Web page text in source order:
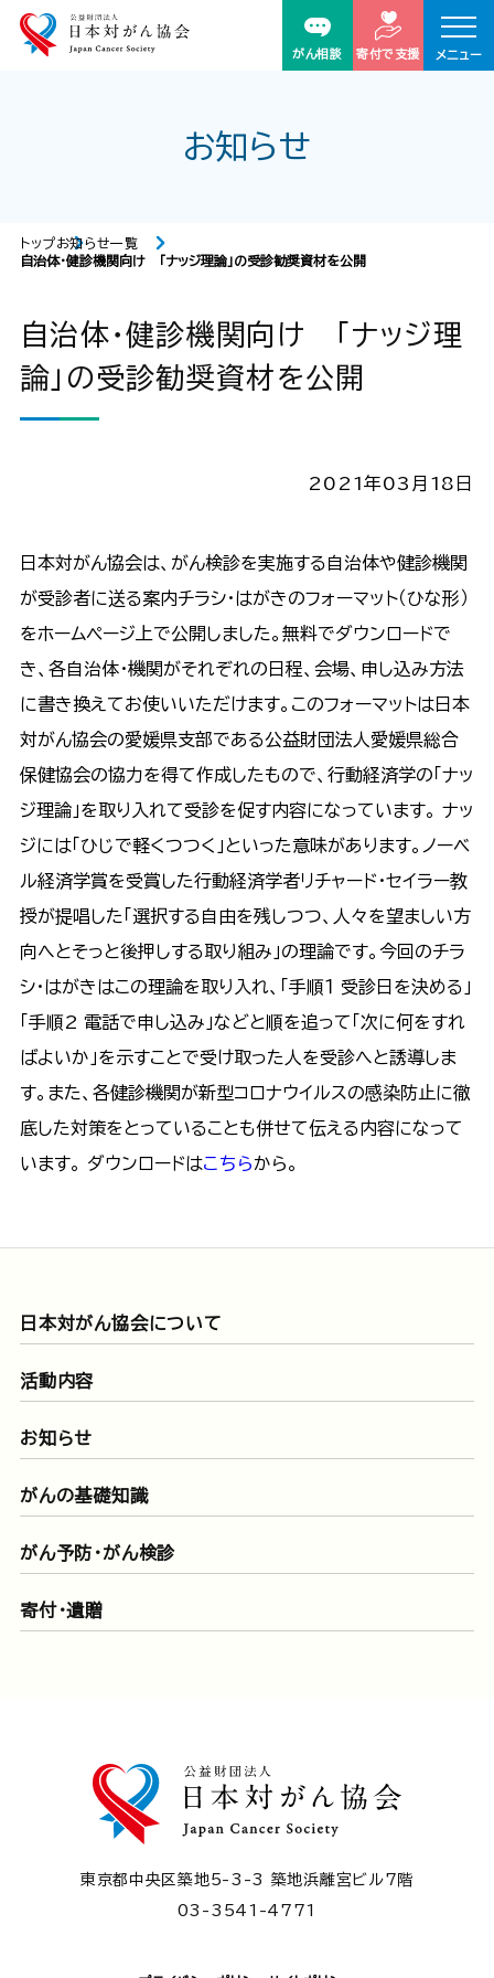
がん相談 寄付で支援 メニュー
お知らせ
トップお知らせ一覧
自治体・健診機関向け 「ナッジ理論」の受診勧奨資材を公開
自治体・健診機関向け 「ナッジ理
論」の受診勧奨資材を公開
2021年03月18日
日本対がん協会は、がん検診を実施する自治体や健診機関
が受診者に送る案内チラシ・はがきのフォーマット（ひな形）
をホームページ上で公開しました。無料でダウンロードで
き、各自治体・機関がそれぞれの日程、会場、申し込み方法
に書き換えてお使いいただけます。このフォーマットは日本
対がん協会の愛媛県支部である公益財団法人愛媛県総合
保健協会の協力を得て作成したもので、行動経済学の「ナッ
ジ理論」を取り入れて受診を促す内容になっています。 ナッ
ジには「ひじで軽くつつく」といった意味があります。ノーベ
ル経済学賞を受賞した行動経済学者リチャード・セイラー教
授が提唱した「選択する自由を残しつつ、人々を望ましい方
向へとそっと後押しする取り組み」の理論です。今回のチラ
シ・はがきはこの理論を取り入れ、「手順１ 受診日を決める」
「手順2 電話で申し込み」などと順を追って「次に何をすれ
ばよいか」を示すことで受け取った人を受診へと誘導しま
す。また、各健診機関が新型コロナウイルスの感染防止に徹
底した対策をとっていることも併せて伝える内容になって
います。 ダウンロードはこちらから。
日本対がん協会について
活動内容
お知らせ
がんの基礎知識
がん予防・がん検診
寄付・遺贈
東京都中央区築地5-3-3 築地浜離宮ビル7階
03-3541-4771